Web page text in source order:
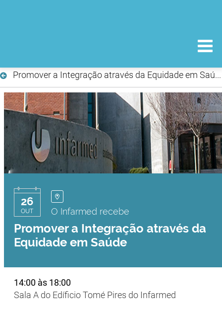
Promover a Integração através da Equidade em Saúde
26
OUT O Infarmed recebe
Promover a Integração através da
Equidade em Saúde
14:00 às 18:00
Sala A do Edíficio Tomé Pires do Infarmed